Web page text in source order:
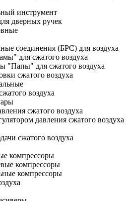
инструмент
дверных ручек
соединения (БРС) для воздуха
для сжатого воздуха
"Папы" для сжатого воздуха
сжатого воздуха
воздуха
сжатого воздуха
давления сжатого воздуха
сжатого воздуха
компрессоры
компрессоры
компрессоры